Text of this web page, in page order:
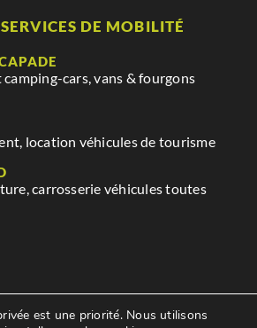
DE MOBILITÉ
cars, vans & fourgons
location véhicules de tourisme
carrosserie véhicules toutes
est une priorité. Nous utilisons